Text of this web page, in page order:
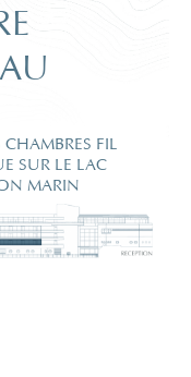
CHAMBRES FIL
SUR LE LAC
MARIN